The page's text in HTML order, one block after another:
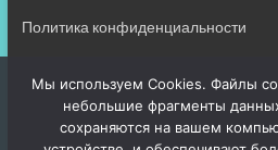
Политика конфиденциальности
Мы используем Cookies. Файлы
небольшие фрагменты
сохраняются на вашем